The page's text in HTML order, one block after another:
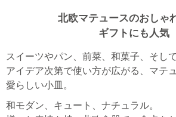
北欧マテュースのおしゃ
ギフトにも人気
スイーツやパン、前菜、和菓子、そし
アイデア次第で使い方が広がる、マテ
愛らしい小皿。
和モダン、キュート、ナチュラル。